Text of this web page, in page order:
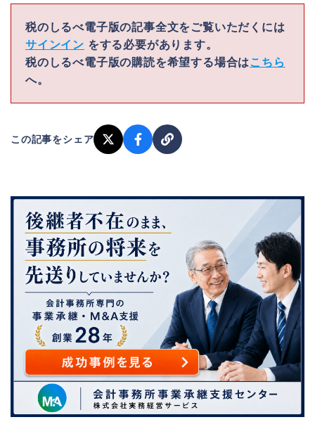
税のしるべ電子版の記事全文をご覧いただくには
サインイン をする必要があります。
税のしるべ電子版の購読を希望する場合は こちら
へ。
この記事をシェア